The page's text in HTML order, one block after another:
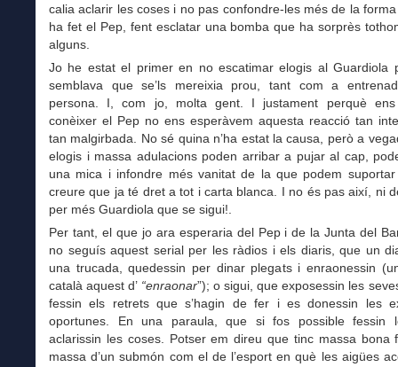
calia aclarir les coses i no pas confondre-les més de la
ha fet el Pep, fent esclatar una bomba que ha sorprès
alguns.
Jo he estat el primer en no escatimar elogis al Guardiola
semblava que se’ls mereixia prou, tant com a
persona. I, com jo, molta gent. I justament perquè ens
conèixer el Pep no ens esperàvem aquesta reacció tan
tan malgirbada. No sé quina n’ha estat la causa, però a
elogis i massa adulacions poden arribar a pujar al cap,
una mica i infondre més vanitat de la que podem
creure que ja té dret a tot i carta blanca. I no és pas així, ni
per més Guardiola que se sigui!.
Per tant, el que jo ara esperaria del Pep i de la Junta del
no seguís aquest serial per les ràdios i els diaris, que un
una trucada, quedessin per dinar plegats i enraonessin
català aquest d’ “enraonar”); o sigui, que exposessin les
fessin els retrets que s’hagin de fer i es donessin les
oportunes. En una paraula, que si fos possible fessin
aclarissin les coses. Potser em direu que tinc massa bona
massa d’un submón com el de l’esport en què les aigües